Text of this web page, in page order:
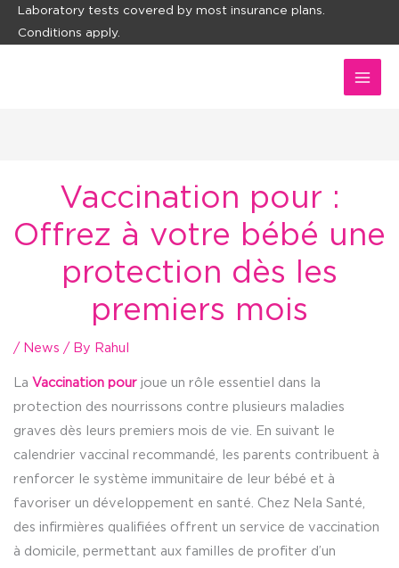
SkipLaboratory tests covered by most insurance plans.
Conditions apply.
Vaccination pour :
Offrez à votre bébé une
protection dès les
premiers mois
/ News / By Rahul
La Vaccination pourjoue un rôle essentiel dans la
protection des nourrissons contre plusieurs maladies
graves dès leurs premiers mois de vie. En suivant le
calendrier vaccinal recommandé, les parents contribuent à
renforcer le système immunitaire de leur bébé et à
favoriser un développement en santé. Chez Nela Santé,
des infirmières qualifiées offrent un service de vaccination
à domicile, permettant aux familles de profiter d’un